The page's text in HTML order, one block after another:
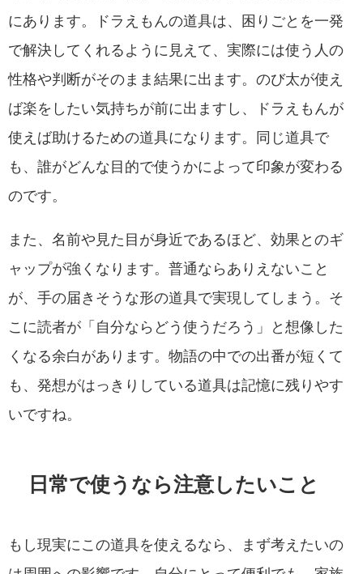
にあります。ドラえもんの道具は、困りごとを一発
で解決してくれるように見えて、実際には使う人の
性格や判断がそのまま結果に出ます。のび太が使え
ば楽をしたい気持ちが前に出ますし、ドラえもんが
使えば助けるための道具になります。同じ道具で
も、誰がどんな目的で使うかによって印象が変わる
のです。
また、名前や見た目が身近であるほど、効果とのギ
ャップが強くなります。普通ならありえないこと
が、手の届きそうな形の道具で実現してしまう。そ
こに読者が「自分ならどう使うだろう」と想像した
くなる余白があります。物語の中での出番が短くて
も、発想がはっきりしている道具は記憶に残りやす
いですね。
日常で使うなら注意したいこと
もし現実にこの道具を使えるなら、まず考えたいの